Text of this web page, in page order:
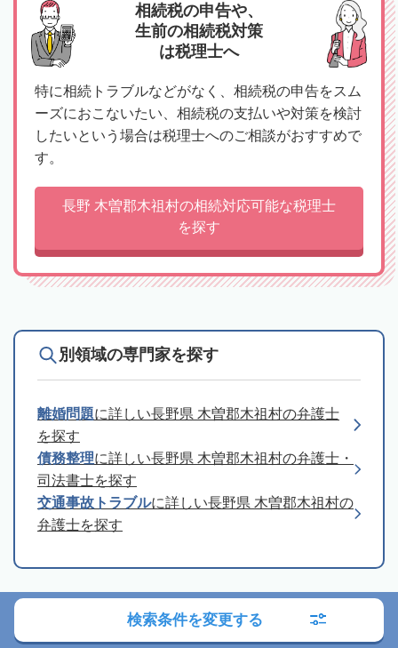
相続税の申告や、
生前の相続税対策
は税理士へ
特に相続トラブルなどがなく、相続税の申告をスム
ーズにおこないたい、相続税の支払いや対策を検討
したいという場合は税理士へのご相談がおすすめで
す。
長野 木曽郡木祖村の相続対応可能な税理士
を探す
別領域の専門家を探す
離婚問題に詳しい長野県 木曽郡木祖村の弁護士
を探す
債務整理に詳しい長野県 木曽郡木祖村の弁護士・
司法書士を探す
交通事故トラブルに詳しい長野県 木曽郡木祖村の
弁護士を探す
司法書士への相談の流れ
検索条件を変更する